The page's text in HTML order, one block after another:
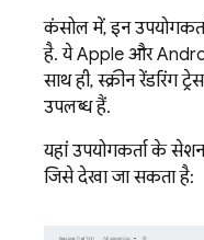
कंसोल में, इन
है. ये Apple और
साथ ही, स्क्रीन रेंडरिंग
उपलब्ध हैं.
यहां उपयोगकर्ता के
जिसे देखा जा सकता है: